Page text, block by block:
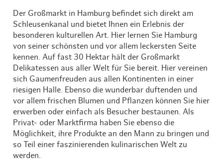
Der Großmarkt in Hamburg befindet sich direkt am
Schleusenkanal und bietet Ihnen ein Erlebnis der
besonderen kulturellen Art. Hier lernen Sie Hamburg
von seiner schönsten und vor allem leckersten Seite
kennen. Auf fast 30 Hektar hält der Großmarkt
Delikatessen aus aller Welt für Sie bereit. Hier vereinen
sich Gaumenfreuden aus allen Kontinenten in einer
riesigen Halle. Ebenso die wunderbar duftenden und
vor allem frischen Blumen und Pflanzen können Sie hier
erwerben oder einfach als Besucher bestaunen. Als
Privat- oder Marktfirma haben Sie ebenso die
Möglichkeit, ihre Produkte an den Mann zu bringen und
so Teil einer faszinierenden kulinarischen Welt zu
werden.